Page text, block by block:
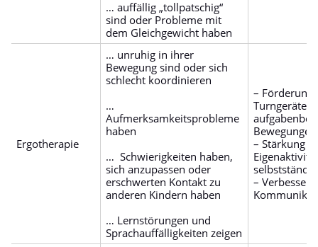
… auffällig „tollpatschig“
sind oder Probleme mit
dem Gleichgewicht haben
Ergotherapie
… unruhig in ihrer
Bewegung sind oder sich
schlecht koordinieren
…
Aufmerksamkeitsprobleme
haben
… Schwierigkeiten haben,
sich anzupassen oder
erschwerten Kontakt zu
anderen Kindern haben
… Lernstörungen und
Sprachauffälligkeiten zeigen
– Förderung
Bewegungen
– Stärkung
–